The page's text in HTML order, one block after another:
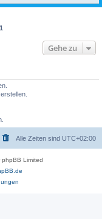
1
Gehe zu
Alle Zeiten sind UTC+02:00
Limited